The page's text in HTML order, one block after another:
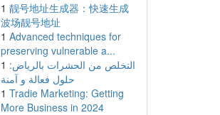
1 靓号地址生成器：快速生成
波场靓号地址
1 Advanced techniques for
preserving vulnerable a...
1 التخلص من الحشرات بالرياض:
حلول فعالة و آمنة
1 Tradie Marketing: Getting
More Business in 2024